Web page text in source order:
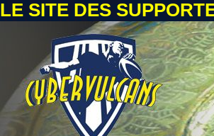
LE SITE DES